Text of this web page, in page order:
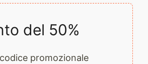
del 50%
promozionale